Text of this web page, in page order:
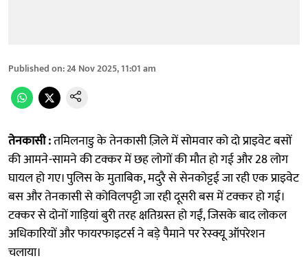
Published on:24 Nov 2025, 11:01 am
तेनकासी :तमिलनाडु के तेनकासी ज़िले में सोमवार को दो प्राइवेट बसों
की आमने-सामने की टक्कर में छह लोगों की मौत हो गई और 28 लोग
घायल हो गए। पुलिस के मुताबिक, मदुरै से सेनकोट्टई जा रही एक प्राइवेट
बस और तेनकासी से कोविलपट्टी जा रही दूसरी बस में टक्कर हो गई।
टक्कर से दोनों गाड़ियां बुरी तरह क्षतिग्रस्त हो गईं, जिसके बाद लोकल
अधिकारियों और फायरफाइटर्स ने बड़े पैमाने पर रेस्क्यू ऑपरेशन
चलाया।